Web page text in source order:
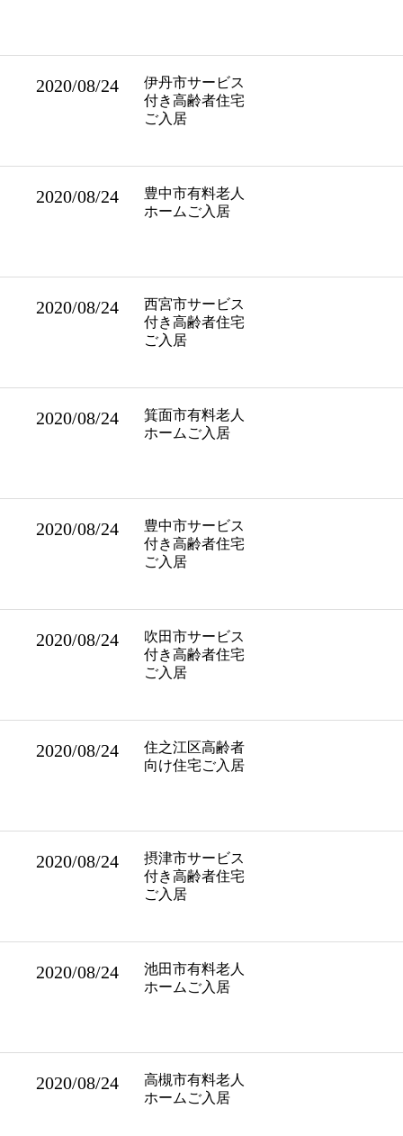
2020/08/24
伊丹市サービス
付き高齢者住宅
ご入居
2020/08/24
豊中市有料老人
ホームご入居
2020/08/24
西宮市サービス
付き高齢者住宅
ご入居
2020/08/24
箕面市有料老人
ホームご入居
2020/08/24
豊中市サービス
付き高齢者住宅
ご入居
2020/08/24
吹田市サービス
付き高齢者住宅
ご入居
2020/08/24
住之江区高齢者
向け住宅ご入居
2020/08/24
摂津市サービス
付き高齢者住宅
ご入居
2020/08/24
池田市有料老人
ホームご入居
2020/08/24
高槻市有料老人
ホームご入居